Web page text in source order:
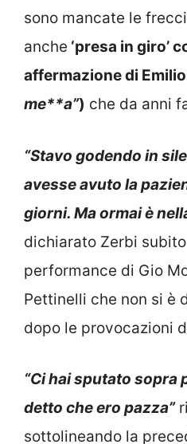
sono mancate le
anche ‘presa in giro’
affermazione di Emilio
me**a”) che da anni
“Stavo godendo in
avesse avuto la
giorni. Ma ormai è
dichiarato Zerbi
performance di Gio
Pettinelli che non si è
dopo le provocazioni
“Ci hai sputato sopra
detto che ero pazza”
sottolineando la